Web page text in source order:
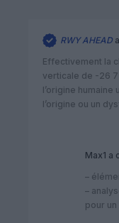
RWY AHEAD
Effectivement la
verticale de -26
l’origine
l’origine ou un
Max1 a
–
–
pour